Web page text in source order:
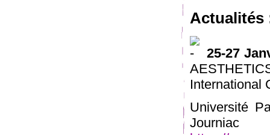
Actualités
25-27
International
Université